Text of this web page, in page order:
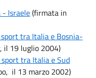
- Israele(firmata in
tra Italia e Bosnia-
il 19 luglio 2004)
tra Italia e Sud
il 13 marzo 2002)